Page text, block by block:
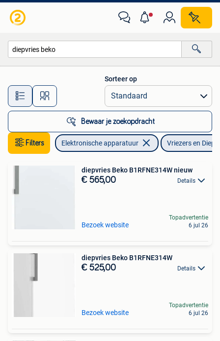
Alle afstanden…
Sorteer op
Bewaar je zoekopdracht
Filters Elektronische apparatuur Vriezers en
diepvries Beko B1RFNE314W nieuw
€ 565,00 Details
Bezoek website
Topadvertentie
6 jul 26
diepvries Beko B1RFNE314W
€ 525,00 Details
Bezoek website
Topadvertentie
6 jul 26